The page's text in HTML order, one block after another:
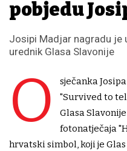
pobjedu
Josipi Madjar nagradu je
urednik Glasa Slavonije
O
sječanka
"Survived to
Glasa
fotonatječaja
hrvatski simbol, koji je